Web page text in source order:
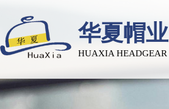
华夏帽业
HUAXIA HEADGEAR